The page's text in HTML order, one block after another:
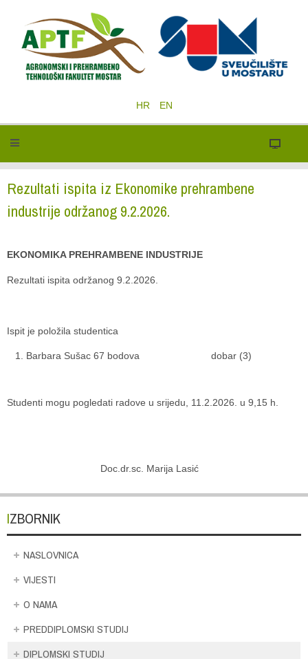
HR EN
Rezultati ispita iz Ekonomike prehrambene
industrije održanog 9.2.2026.
EKONOMIKA PREHRAMBENE INDUSTRIJE
Rezultati ispita održanog 9.2.2026.
Ispit je položila studentica
Barbara Sušac 67 bodova dobar (3)
Studenti mogu pogledati radove u srijedu, 11.2.2026. u 9,15 h.
Doc.dr.sc. Marija Lasić
IZBORNIK
NASLOVNICA
VIJESTI
O NAMA
PREDDIPLOMSKI STUDIJ
DIPLOMSKI STUDIJ